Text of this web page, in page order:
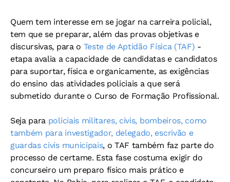
Quem tem interesse em se jogar na carreira policial,
tem que se preparar, além das provas objetivas e
discursivas, para o Teste de Aptidão Física (TAF) -
etapa avalia a capacidade de candidatas e candidatos
para suportar, física e organicamente, as exigências
do ensino das atividades policiais a que será
submetido durante o Curso de Formação Profissional.
Seja para policiais militares, civis, bombeiros, como
também para investigador, delegado, escrivão e
guardas civis municipais, o TAF também faz parte do
processo de certame. Esta fase costuma exigir do
concurseiro um preparo físico mais prático e